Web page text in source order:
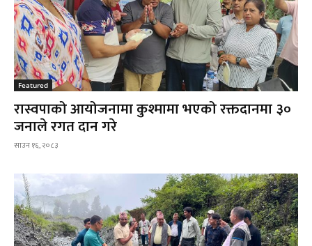
Featured
रास्वपाको आयोजनामा कुश्मामा भएको रक्तदानमा ३०
जनाले रगत दान गरे
साउन १६, २०८३